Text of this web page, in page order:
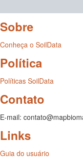
Sobre
Conheça o SoilData
Política
Políticas SoilData
Contato
E-mail:
Links
Guia do usuário